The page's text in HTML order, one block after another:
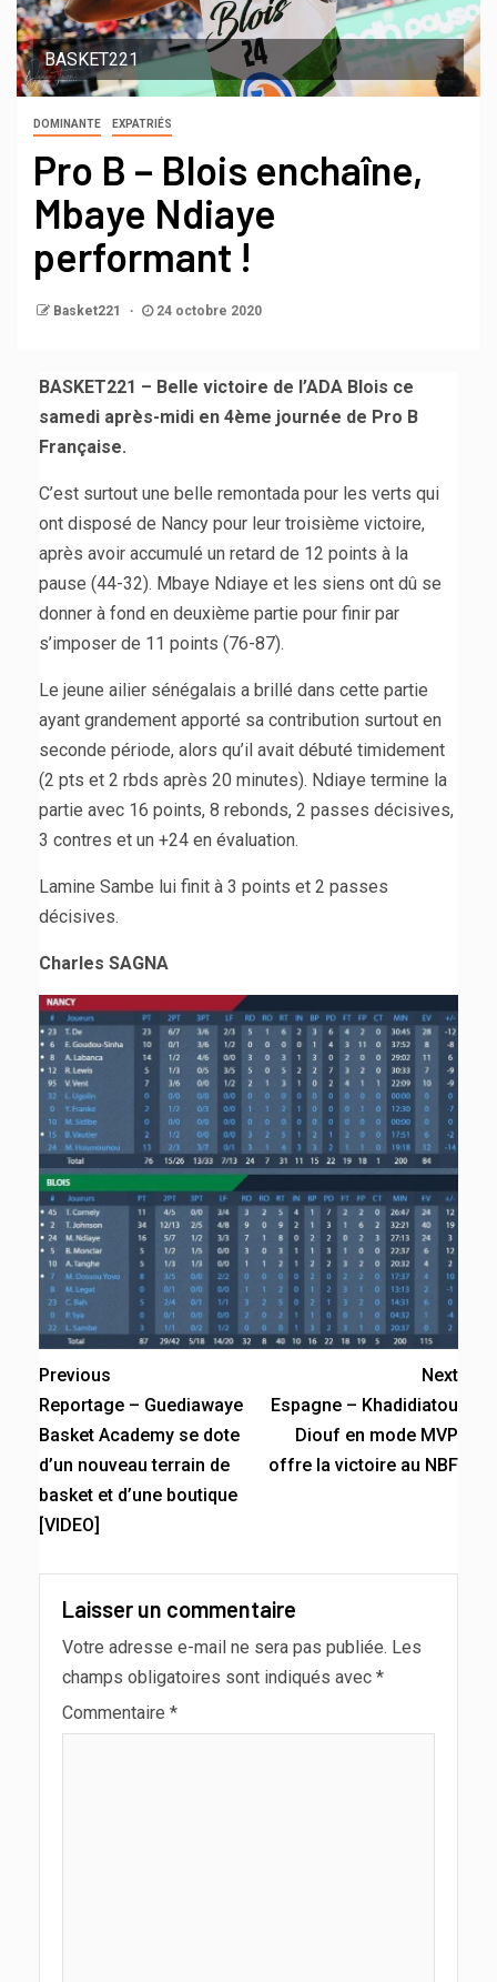
BASKET221
DOMINANTE EXPATRIÉS
Pro B – Blois enchaîne,
Mbaye Ndiaye
performant !
Basket221 24 octobre 2020
BASKET221 – Belle victoire de l’ADA Blois ce
samedi après-midi en 4ème journée de Pro B
Française.
C’est surtout une belle remontada pour les verts qui
ont disposé de Nancy pour leur troisième victoire,
après avoir accumulé un retard de 12 points à la
pause (44-32). Mbaye Ndiaye et les siens ont dû se
donner à fond en deuxième partie pour finir par
s’imposer de 11 points (76-87).
Le jeune ailier sénégalais a brillé dans cette partie
ayant grandement apporté sa contribution surtout en
seconde période, alors qu’il avait débuté timidement
(2 pts et 2 rbds après 20 minutes). Ndiaye termine la
partie avec 16 points, 8 rebonds, 2 passes décisives,
3 contres et un +24 en évaluation.
Lamine Sambe lui finit à 3 points et 2 passes
décisives.
Charles SAGNA
Previous
Reportage – Guediawaye
Basket Academy se dote
d’un nouveau terrain de
basket et d’une boutique
[VIDEO]
Next
Espagne – Khadidiatou
Diouf en mode MVP
offre la victoire au NBF
Laisser un commentaire
Votre adresse e-mail ne sera pas publiée. Les
champs obligatoires sont indiqués avec *
Commentaire *